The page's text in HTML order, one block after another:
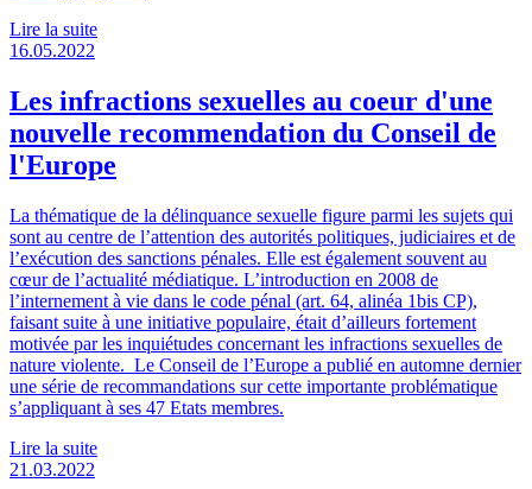
Lire la suite
16.05.2022
Les infractions sexuelles au coeur d'une
nouvelle recommendation du Conseil de
l'Europe
La thématique de la délinquance sexuelle figure parmi les sujets qui
sont au centre de l’attention des autorités politiques, judiciaires et de
l’exécution des sanctions pénales. Elle est également souvent au
cœur de l’actualité médiatique. L’introduction en 2008 de
l’internement à vie dans le code pénal (art. 64, alinéa 1bis CP),
faisant suite à une initiative populaire, était d’ailleurs fortement
motivée par les inquiétudes concernant les infractions sexuelles de
nature violente. Le Conseil de l’Europe a publié en automne dernier
une série de recommandations sur cette importante problématique
s’appliquant à ses 47 Etats membres.
Lire la suite
21.03.2022